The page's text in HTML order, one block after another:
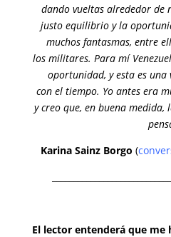
dando vueltas alrededor de
justo equilibrio y la
muchos fantasmas, entre
los militares. Para mí
oportunidad, y esta es
con el tiempo. Yo antes era
y creo que, en buena
Karina Sainz Borgo(
El lector entenderá que me